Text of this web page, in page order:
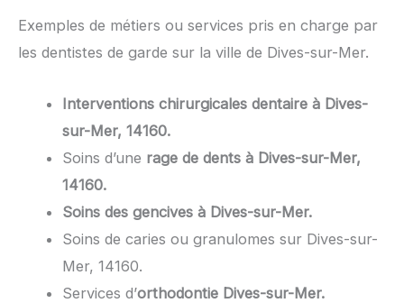
Exemples de métiers ou services pris en charge par
les dentistes de garde sur la ville de Dives-sur-Mer.
Interventions chirurgicales dentaire à Dives-
sur-Mer, 14160.
Soins d’une rage de dents à Dives-sur-Mer,
14160.
Soins des gencives à Dives-sur-Mer.
Soins de caries ou granulomes sur Dives-sur-
Mer, 14160.
Services d’orthodontie Dives-sur-Mer.